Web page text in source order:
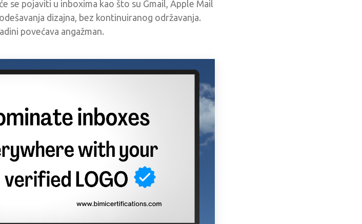
se pojaviti u inboxima kao što su Gmail, Apple Mail
dizajna, bez kontinuiranog održavanja.
povećava angažman.